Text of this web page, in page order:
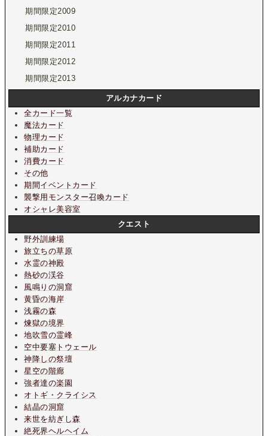
期間限定2009
期間限定2010
期間限定2011
期間限定2012
期間限定2013
アルカナカード
全カード一覧
魔法カード
物理カード
補助カード
消費カード
その他
期間イベントカード
襲撃用モンスター召喚カード
オシャレ美容室
クエスト
野外訓練場
旅立ちの草原
水霊の神殿
熱砂の渓谷
風鳴りの洞窟
黄昏の海岸
浅霧の森
煉獄の境界
地吹雪の霊峰
空中要塞トウェール
神降しの祭壇
星空の階廊
強者達の楽園
オトギ・クライシス
結晶の洞窟
来世を紡ぎし森
絶死界ヘルヘイム